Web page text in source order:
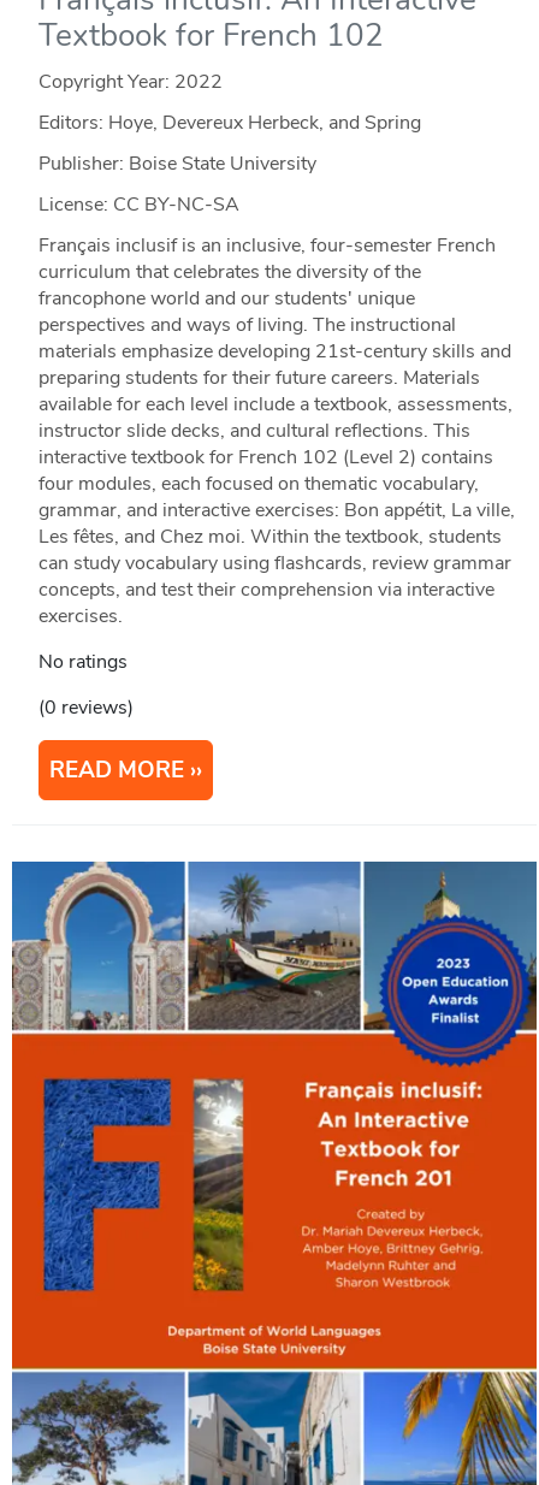
Textbook for French 102
Copyright Year: 2022
Editors: Hoye, Devereux Herbeck, and Spring
Publisher: Boise State University
License: CC BY-NC-SA
Français inclusif is an inclusive, four-semester French
curriculum that celebrates the diversity of the
francophone world and our students' unique
perspectives and ways of living. The instructional
materials emphasize developing 21st-century skills and
preparing students for their future careers. Materials
available for each level include a textbook, assessments,
instructor slide decks, and cultural reflections. This
interactive textbook for French 102 (Level 2) contains
four modules, each focused on thematic vocabulary,
grammar, and interactive exercises: Bon appétit, La ville,
Les fêtes, and Chez moi. Within the textbook, students
can study vocabulary using flashcards, review grammar
concepts, and test their comprehension via interactive
exercises.
No ratings
(0 reviews)
READ MORE